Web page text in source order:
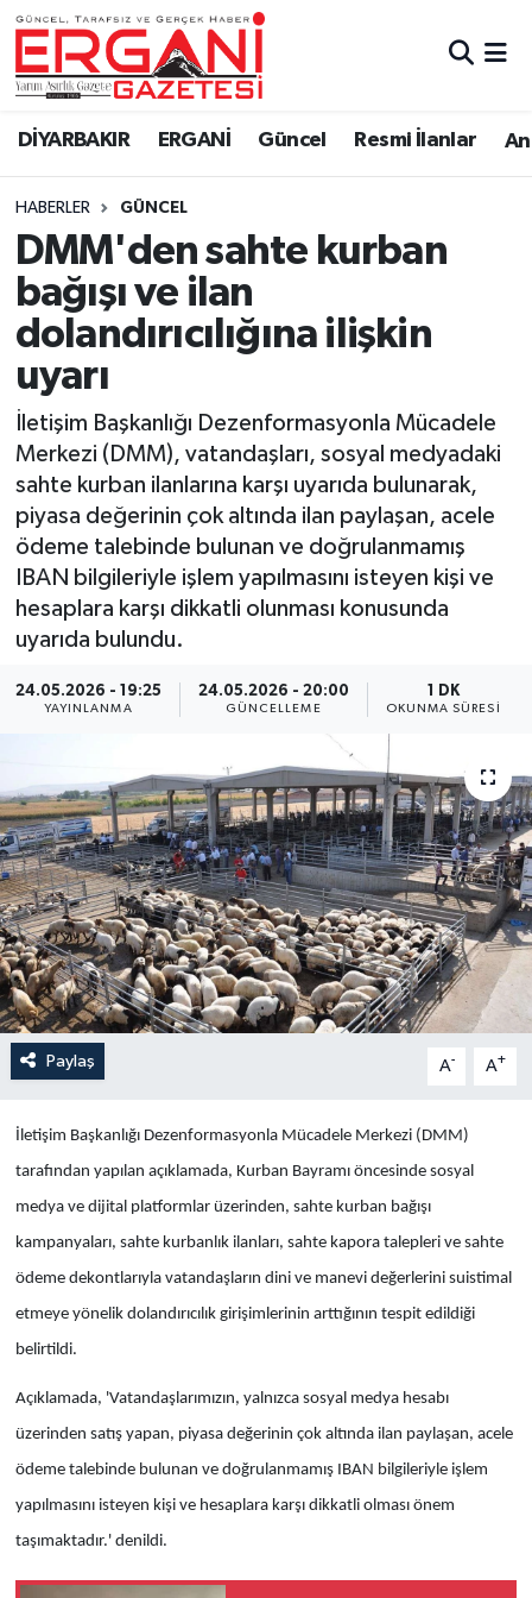
DİYARBAKIR ERGANİ Güncel Resmi İlanlar
HABERLER GÜNCEL
DMM'den sahte kurban
bağışı ve ilan
dolandırıcılığına ilişkin
uyarı
İletişim Başkanlığı Dezenformasyonla Mücadele
Merkezi (DMM), vatandaşları, sosyal medyadaki
sahte kurban ilanlarına karşı uyarıda bulunarak,
piyasa değerinin çok altında ilan paylaşan, acele
ödeme talebinde bulunan ve doğrulanmamış
IBAN bilgileriyle işlem yapılmasını isteyen kişi ve
hesaplara karşı dikkatli olunması konusunda
uyarıda bulundu.
24.05.2026 - 19:25
YAYINLANMA
24.05.2026 - 20:00
GÜNCELLEME
1 DK
OKUNMA SÜRESI
Paylaş A- A+
İletişim Başkanlığı Dezenformasyonla Mücadele Merkezi (DMM)
tarafından yapılan açıklamada, Kurban Bayramı öncesinde sosyal
medya ve dijital platformlar üzerinden, sahte kurban bağışı
kampanyaları, sahte kurbanlık ilanları, sahte kapora talepleri ve sahte
ödeme dekontlarıyla vatandaşların dini ve manevi değerlerini suistimal
etmeye yönelik dolandırıcılık girişimlerinin arttığının tespit edildiği
belirtildi.
Açıklamada, 'Vatandaşlarımızın, yalnızca sosyal medya hesabı
üzerinden satış yapan, piyasa değerinin çok altında ilan paylaşan, acele
ödeme talebinde bulunan ve doğrulanmamış IBAN bilgileriyle işlem
yapılmasını isteyen kişi ve hesaplara karşı dikkatli olması önem
taşımaktadır.' denildi.
DİYARBAKIR
BİSMİL
BAĞLAR
ERGANİ
Güncel
Eği̇ti̇m
Resmi İlanlar
Sağlık
Si̇yaset
Spor
Yaşam
Anali̇z
Bi̇li̇m & Teknoloji̇
Eği̇ti̇m
Ergani Nöbetçi Eczaneler
Ergani Hava Durumu
Ergani Trafik Yoğunluk Haritası
Süper Lig Puan Durumu ve Fikstür
Tüm Manşetler
Son Dakika Haberleri
Haber Arşivi